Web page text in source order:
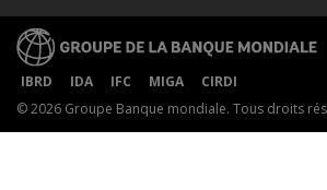
IBRD IDA IFC MIGA
CIRDI
© 2026 Groupe Banque mondiale. Tous droits